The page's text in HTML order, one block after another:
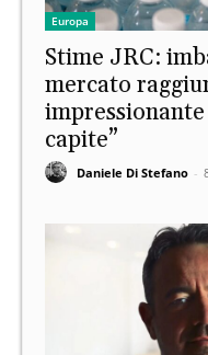
Europa
Stime JRC:
mercato
capite”
Daniele Di Stefano -